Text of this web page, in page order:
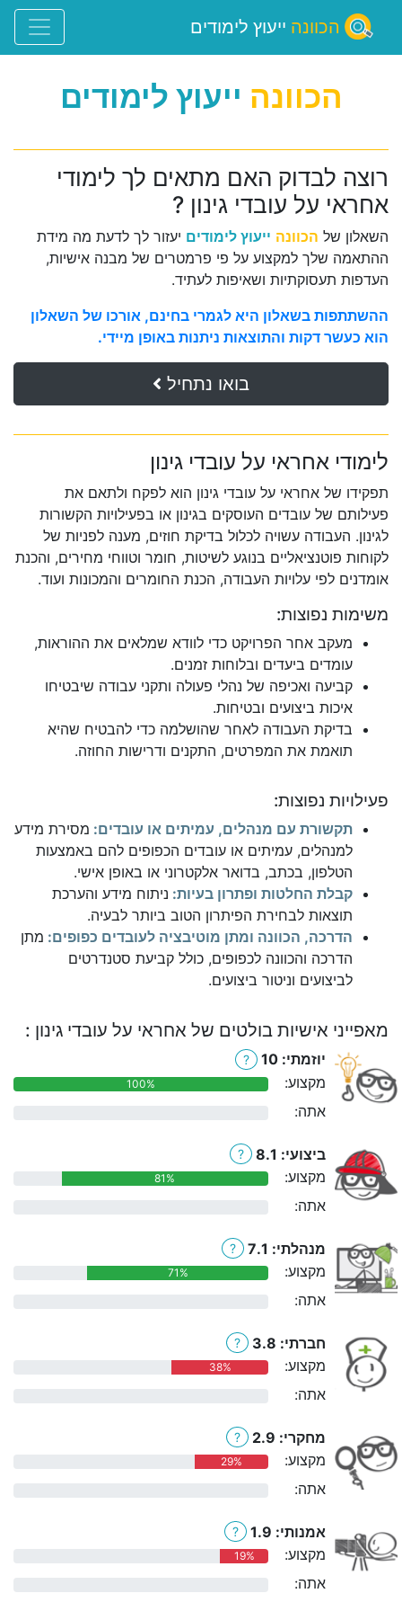
הכוונה ייעוץ לימודים
הכוונה ייעוץ לימודים
רוצה לבדוק האם מתאים לך לימודי
אחראי על עובדי גינון ?
השאלון של הכוונה ייעוץ לימודים יעזור לך לדעת מה מידת
ההתאמה שלך למקצוע על פי פרמטרים של מבנה אישיות,
העדפות תעסוקתיות ושאיפות לעתיד.
ההשתתפות בשאלון היא לגמרי בחינם, אורכו של השאלון
הוא כעשר דקות והתוצאות ניתנות באופן מיידי.
בואו נתחיל
לימודי אחראי על עובדי גינון
תפקידו של אחראי על עובדי גינון הוא לפקח ולתאם את
פעילותם של עובדים העוסקים בגינון או בפעילויות הקשורות
לגינון. העבודה עשויה לכלול בדיקת חוזים, מענה לפניות של
לקוחות פוטנציאליים בנוגע לשיטות, חומר וטווחי מחירים, והכנת
אומדנים לפי עלויות העבודה, הכנת החומרים והמכונות ועוד.
משימות נפוצות:
מעקב אחר הפרויקט כדי לוודא שמלאים את ההוראות,
עומדים ביעדים ובלוחות זמנים.
קביעה ואכיפה של נהלי פעולה ותקני עבודה שיבטיחו
איכות ביצועים ובטיחות.
בדיקת העבודה לאחר שהושלמה כדי להבטיח שהיא
תואמת את המפרטים, התקנים ודרישות החוזה.
פעילויות נפוצות:
תקשורת עם מנהלים, עמיתים או עובדים: מסירת מידע
למנהלים, עמיתים או עובדים הכפופים להם באמצעות
הטלפון, בכתב, בדואר אלקטרוני או באופן אישי.
קבלת החלטות ופתרון בעיות: ניתוח מידע והערכת
תוצאות לבחירת הפיתרון הטוב ביותר לבעיה.
הדרכה, הכוונה ומתן מוטיבציה לעובדים כפופים: מתן
הדרכה והכוונה לכפופים, כולל קביעת סטנדרטים
לביצועים וניטור ביצועים.
מאפייני אישיות בולטים של אחראי על עובדי גינון :
יוזמתי: 10 ?
מקצוע: 100%
אתה:
ביצועי: 8.1 ?
מקצוע: 81%
אתה:
מנהלתי: 7.1 ?
מקצוע: 71%
אתה:
חברתי: 3.8 ?
מקצוע: 38%
אתה:
מחקרי: 2.9 ?
מקצוע: 29%
אתה:
אמנותי: 1.9 ?
מקצוע: 19%
אתה: